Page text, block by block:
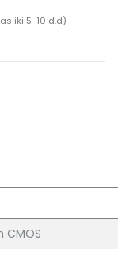
iki 5-10 d.d)
CMOS